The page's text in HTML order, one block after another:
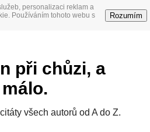
personalizaci reklam a
Používáním tohoto webu s
Rozumím
při chůzi, a
všech autorů od A do Z.